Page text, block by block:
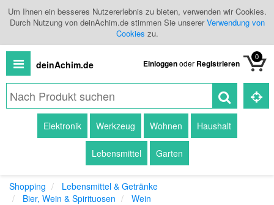
Um Ihnen ein besseres Nutzererlebnis zu bieten, verwenden wir Cookies.
Durch Nutzung von deinAchim.de stimmen Sie unsererVerwendung von
Cookies zu.
deinAchim.de Einloggenoder Registrieren
0
Produkte
Händlerübersicht
Elektronik Werkzeug Wohnen Haushalt
Lebensmittel Garten
Shopping
Lebensmittel & Getränke
Bier, Wein & Spirituosen
Wein